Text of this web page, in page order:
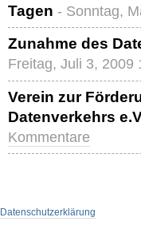
Tagen - Sonntag,
Zunahme des
Freitag, Juli 3, 2009
Verein zur
Datenverkehrs
Kommentare
Datenschutzerklärung